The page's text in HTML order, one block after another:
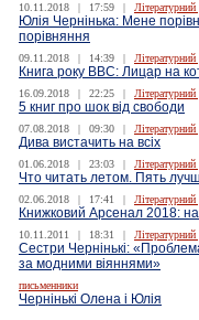
10.11.2018 | 17:59 |
Юлія Чернінька: Мене
порівняння
09.11.2018 | 14:39 |
Книга року ВВС: Лицар на
16.09.2018 | 22:25 |
5 книг про шок від свободи
07.08.2018 | 09:30 |
Дива вистачить на всіх
01.06.2018 | 23:03 |
Что читать летом. Пять
02.06.2018 | 17:41 |
Книжковий Арсенал 2018:
10.11.2011 | 18:31 |
Сестри Чернінькі:
за модними віяннями»
письменники
Чернінькі Олена і Юлія